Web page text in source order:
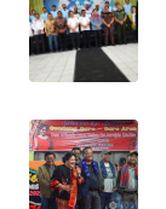
INFO
IKLAN
KAMI
PEDOMAN